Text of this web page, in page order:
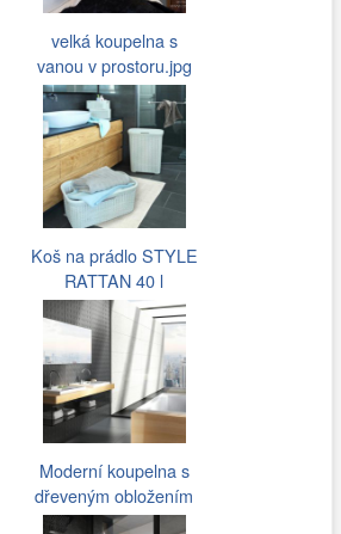
velká koupelna s
vanou v prostoru.jpg
Koš na prádlo STYLE
RATTAN 40 l
krémová CURVER
Moderní koupelna s
dřeveným obložením
vany